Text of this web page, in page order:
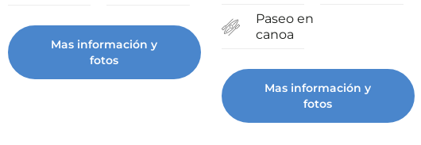
Mas información y
fotos
Paseo en
canoa
Mas información y
fotos